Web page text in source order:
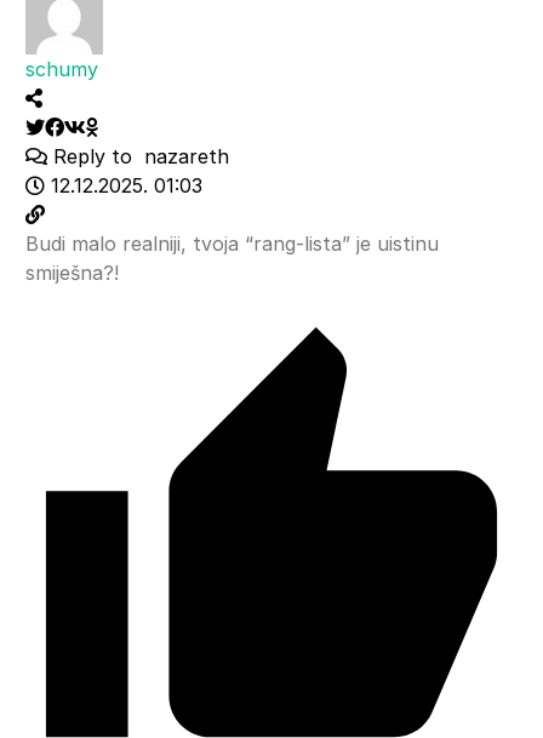
schumy
Reply to nazareth
12.12.2025. 01:03
Budi malo realniji, tvoja “rang-lista” je uistinu
smiješna?!